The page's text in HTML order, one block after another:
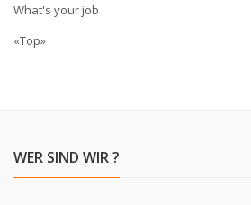
What's your job
«Top»
WER SIND WIR ?